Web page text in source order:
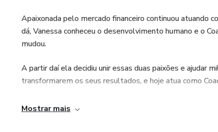
Apaixonada pelo mercado financeiro continuou atuando
dá, Vanessa conheceu o desenvolvimento humano e o
mudou.
A partir daí ela decidiu unir essas duas paixões e ajudar
transformarem os seus resultados, e hoje atua como
"O meu maior objetivo é revolucionar o mercado
Mostrar mais